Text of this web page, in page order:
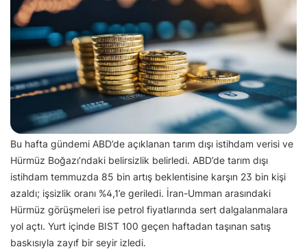
Bu hafta gündemi ABD’de açıklanan tarım dışı istihdam verisi ve
Hürmüz Boğazı’ndaki belirsizlik belirledi. ABD’de tarım dışı
istihdam temmuzda 85 bin artış beklentisine karşın 23 bin kişi
azaldı; işsizlik oranı %4,1’e geriledi. İran-Umman arasındaki
Hürmüz görüşmeleri ise petrol fiyatlarında sert dalgalanmalara
yol açtı. Yurt içinde BIST 100 geçen haftadan taşınan satış
baskısıyla zayıf bir seyir izledi.